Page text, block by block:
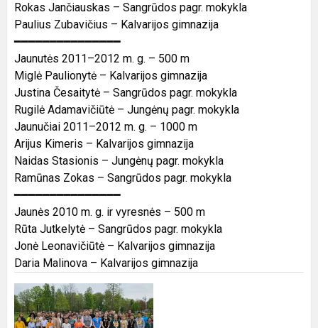
Rokas Jančiauskas – Sangrūdos pagr. mokykla
Paulius Zubavičius – Kalvarijos gimnazija
━━━━━━━━━━━━━━━
Jaunutės 2011–2012 m. g. – 500 m
Miglė Paulionytė – Kalvarijos gimnazija
Justina Česaitytė – Sangrūdos pagr. mokykla
Rugilė Adamavičiūtė – Jungėnų pagr. mokykla
Jaunučiai 2011–2012 m. g. – 1000 m
Arijus Kimeris – Kalvarijos gimnazija
Naidas Stasionis – Jungėnų pagr. mokykla
Ramūnas Zokas – Sangrūdos pagr. mokykla
━━━━━━━━━━━━━━━
Jaunės 2010 m. g. ir vyresnės – 500 m
Rūta Jutkelytė – Sangrūdos pagr. mokykla
Jonė Leonavičiūtė – Kalvarijos gimnazija
Daria Malinova – Kalvarijos gimnazija